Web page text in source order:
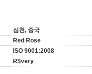
심천, 중국
Red Rose
ISO 9001:2008
R$very